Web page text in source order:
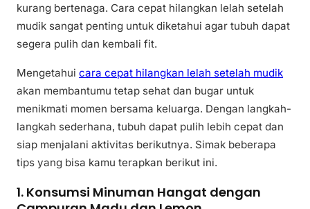
kurang bertenaga. Cara cepat hilangkan lelah setelah
mudik sangat penting untuk diketahui agar tubuh dapat
segera pulih dan kembali fit.
Mengetahui cara cepat hilangkan lelah setelah mudik
akan membantumu tetap sehat dan bugar untuk
menikmati momen bersama keluarga. Dengan langkah-
langkah sederhana, tubuh dapat pulih lebih cepat dan
siap menjalani aktivitas berikutnya. Simak beberapa
tips yang bisa kamu terapkan berikut ini.
1. Konsumsi Minuman Hangat dengan